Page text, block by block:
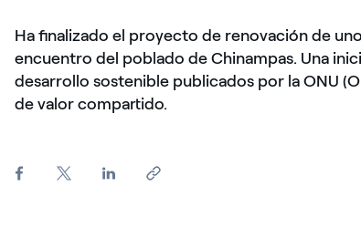
Ha finalizado el proyecto de renovación de
encuentro del poblado de Chinampas. Una
desarrollo sostenible publicados por la ONU
de valor compartido.